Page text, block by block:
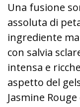
Una fusione
assoluta di
ingrediente
con salvia
intensa e
aspetto del
Jasmine